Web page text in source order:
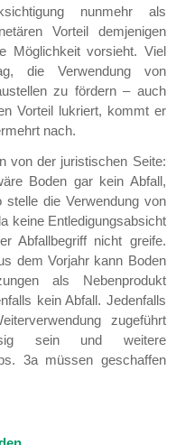
nunmehr als
Vorteil demjenigen
Möglichkeit vorsieht. Viel
die Verwendung von
zu fördern – auch
Vorteil lukriert, kommt er
nach.
von der juristischen Seite:
Boden gar kein Abfall,
die Verwendung von
keine Entledigungsabsicht
Abfallbegriff nicht greife.
dem Vorjahr kann Boden
als Nebenprodukt
kein Abfall. Jedenfalls
zugeführt
sein und weitere
3a müssen geschaffen